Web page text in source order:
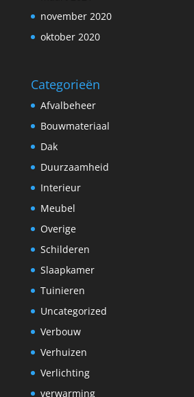
november 2020
oktober 2020
Categorieën
Afvalbeheer
Bouwmateriaal
Dak
Duurzaamheid
Interieur
Meubel
Overige
Schilderen
Slaapkamer
Tuinieren
Uncategorized
Verbouw
Verhuizen
Verlichting
verwarming